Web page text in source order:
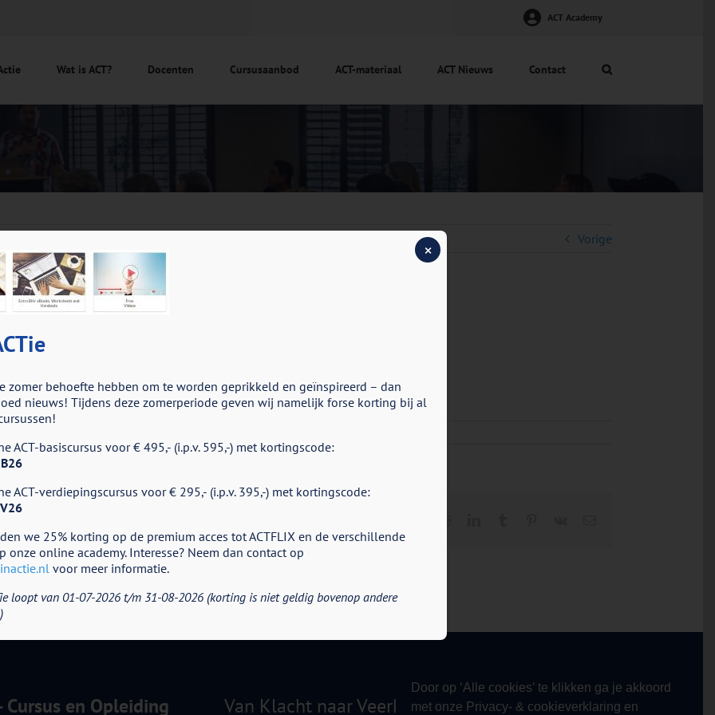
Door op ‘Alle cookies’ te klikken ga je akkoord
met onze Privacy- & cookieverklaring en
ACT Academy
Wat is ACT? Docenten Cursusaanbod ACT-materiaal ACT Nieuws Contact
Vorige
Cursus en Opleiding Van Klacht naar Veerkracht!
zomer behoefte hebben om te worden geprikkeld en geïnspireerd – dan
nieuws! Tijdens deze zomerperiode geven wij namelijk forse korting bij al
ACT-basiscursus voor € 495,- (i.p.v. 595,-) met kortingscode:
ACT-verdiepingscursus voor € 295,- (i.p.v. 395,-) met kortingscode:
we 25% korting op de premium acces tot ACTFLIX en de verschillende
onze online academy. Interesse? Neem dan contact op
voor meer informatie.
loopt van 01-07-2026 t/m 31-08-2026 (korting is niet geldig bovenop andere
×